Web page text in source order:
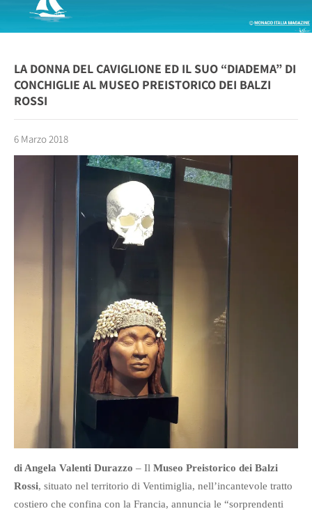
LA DONNA DEL CAVIGLIONE ED IL SUO “DIADEMA” DI
CONCHIGLIE AL MUSEO PREISTORICO DEI BALZI
ROSSI
6 Marzo 2018
di Angela Valenti Durazzo – Il Museo Preistorico dei Balzi
Rossi, situato nel territorio di Ventimiglia, nell’incantevole tratto
costiero che confina con la Francia, annuncia le “sorprendenti